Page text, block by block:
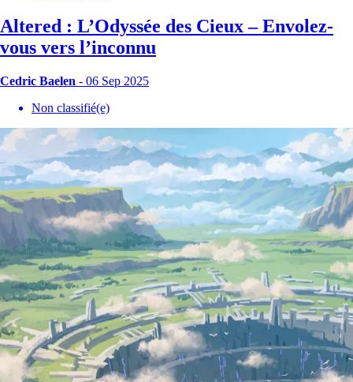
Altered : L’Odyssée des Cieux – Envolez-
vous vers l’inconnu
Cedric Baelen - 06 Sep 2025
Non classifié(e)